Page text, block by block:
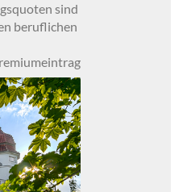
sind
beruflichen